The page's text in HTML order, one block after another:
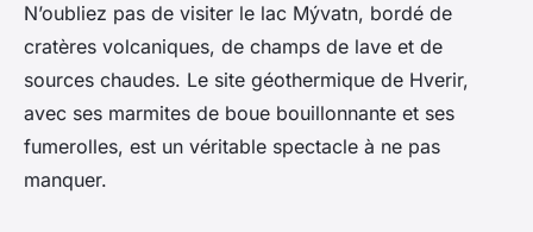
N’oubliez pas de visiter le lac Mývatn, bordé de
cratères volcaniques, de champs de lave et de
sources chaudes. Le site géothermique de Hverir,
avec ses marmites de boue bouillonnante et ses
fumerolles, est un véritable spectacle à ne pas
manquer.